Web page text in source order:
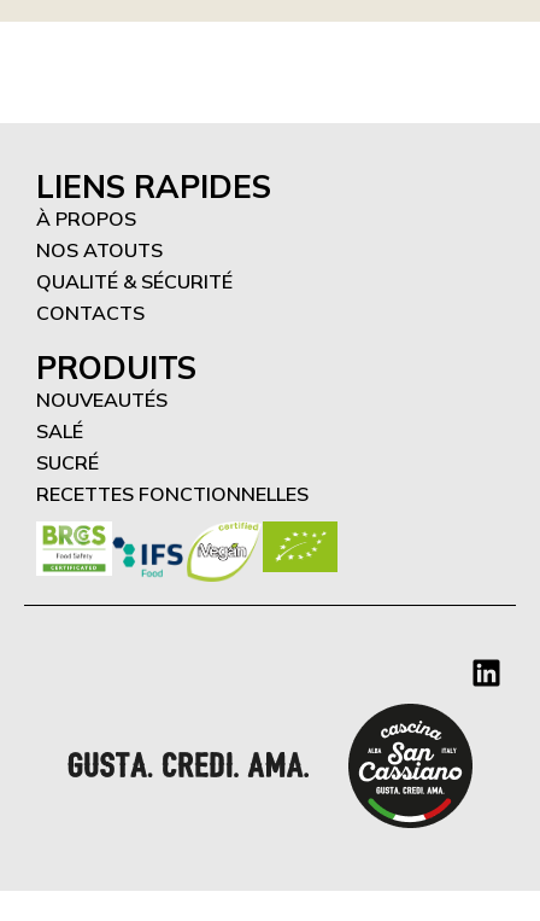
LIENS RAPIDES
À PROPOS
NOS ATOUTS
QUALITÉ & SÉCURITÉ
CONTACTS
PRODUITS
NOUVEAUTÉS
SALÉ
SUCRÉ
RECETTES FONCTIONNELLES